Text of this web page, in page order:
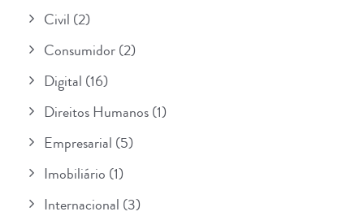
Civil (2)
Consumidor(2)
Digital (16)
Direitos Humanos(1)
Empresarial (5)
Imobiliário (1)
Internacional (3)